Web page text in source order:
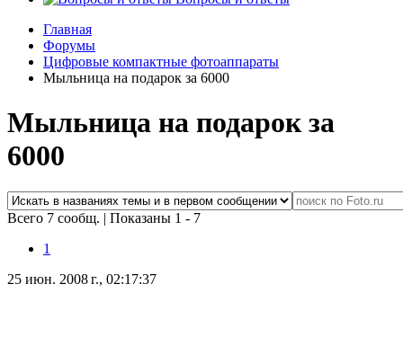
Главная
Форумы
Цифровые компактные фотоаппараты
Мыльница на подарок за 6000
Мыльница на подарок за
6000
Всего 7 сообщ. | Показаны 1 - 7
1
25 июн. 2008 г., 02:17:37